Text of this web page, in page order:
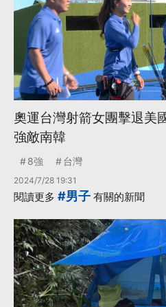
奧運台灣射箭女團擊退美
強敵南韓
8強 台灣
2024/7/28 19:31
閱讀更多 #男子 有關的新聞